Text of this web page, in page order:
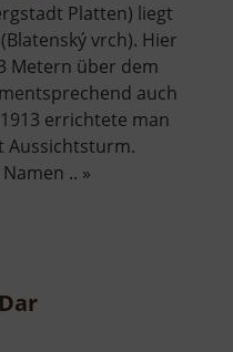
Platten) liegt
vrch). Hier
Metern über dem
auch
errichtete man
Aussichtsturm.
.. »